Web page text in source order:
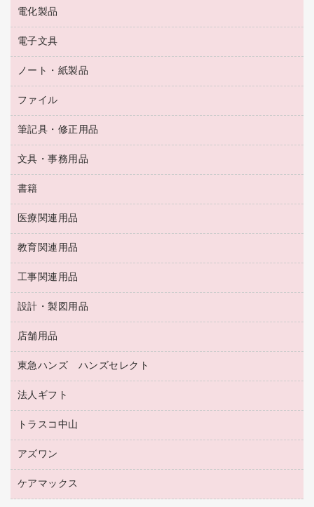
ハンドソープ・石鹸
トイレ用品
トイレ用洗剤
ティッシュペーパー
ダストボックス
タオル・アメニティ用品
スリッパ・サンダル・シューズ
スポーツ・レジャー用品
ゴミ袋
キッチン用品
食品添加物製品
ラミネータ
タイムレコーダー
シュレッダ
ＯＨＰ用品
テレビ・ＡＶ機器
電球・蛍光灯
乾電池・充電池
フィルム・カメラ用品
デスクライト
アルバム
電化製品
掃除機・クリーナー
空調・季節家電
その他電化製品
キッチン・調理家電
ＯＡタップ／延長コード
電子文具
電卓
ラベルテープ
その他電子文具
ノート・紙製品
封筒
粘着メモ
伝票
典礼用品
帳簿
額縁
各種用紙
ルーズリーフ
ファイル
名刺整理用品
板目表紙・綴込表紙
背幅が伸びるファイル
統一伝票用ファイル
収納保存用品
レターファイル
リングファイル
プレゼン用ファイル
ファイルボックス
パイプ式ファイル
その他ファイル
クリヤーホルダー
クリヤーブック（差替式）
クリヤーブック（固定式）
筆記具・修正用品
万年筆
筆ペン
消しゴム
修正液・修正ペン
修正テープ
鉛筆
マーキングペン（油性）
マーキングペン（水性）
ボールペン（油性）
ボールペン（ゲルインク）
シャープペンシル用替芯
文具・事務用品
輪ゴム
両面テープ
名札
保管・整理用品
壁面／足元収納
備品／小物ケース
透明テープ 事務用
電話台
針なしステープラー
紙めくり
裁断機
書籍
パソコンソフト
医療関連用品
保健用品
使い捨て手袋
感染症対策用品
介護用品
医療関連用品
教育関連用品
教育関連用品
工事関連用品
工事関連用品
屋外用品
設計・製図用品
設計・製図用品
店舗用品
店舗運営用品
陳列什器
紙手提げ袋
レジ・ポリ袋
ディスプレイ用品
カウンター／お会計用品
東急ハンズ ハンズセレクト
東急ハンズ
法人ギフト
高島屋
カウネットギフト
高島屋（食品・飲料）
カウネットギフト（食品・飲料）
トラスコ中山
建築・作業用品
アズワン
医療・介護用品（食品・飲料・食添製品）
ケアマックス